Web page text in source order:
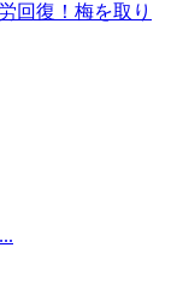
回復！梅を取り